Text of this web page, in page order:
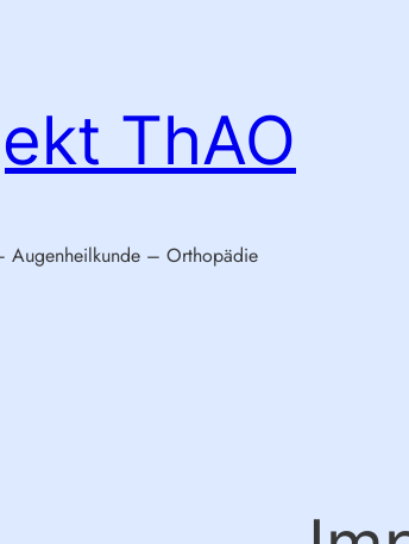
ThAO
Augenheilkunde – Orthopädie